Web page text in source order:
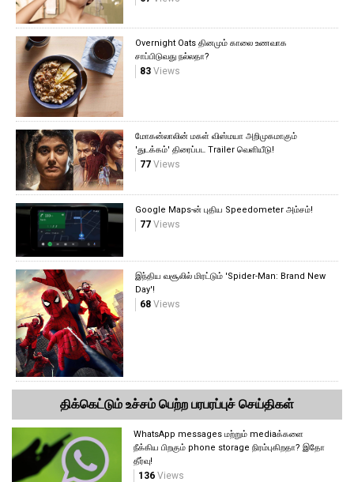
Overnight Oats தினமும் காலை உணவாக
சாப்பிடுவது நல்லதா?
83Views
மோகன்லாலின் மகள் விஸ்மயா அறிமுகமாகும்
'துடக்கம்' திரைப்பட Trailer வெளியீடு!
77Views
Google Maps-ன் புதிய Speedometer அம்சம்!
77Views
இந்திய வசூலில் மிரட்டும் 'Spider-Man: Brand New
Day'!
68Views
திக்கெட்டும் உச்சம் பெற்ற பரபரப்புச் செய்திகள்
WhatsApp messages மற்றும் mediaக்களை
நீக்கிய பிறகும் phone storage நிரம்புகிறதா? இதோ
தீர்வு!
136 Views